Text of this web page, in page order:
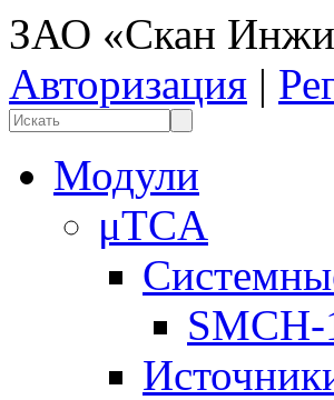
ЗАО «Скан
Авторизация |
Модули
μTCA
SMCH-